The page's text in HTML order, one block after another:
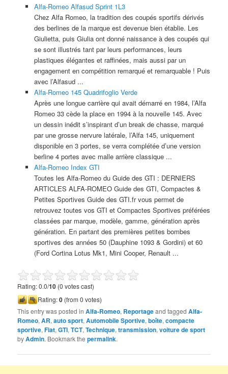
Alfa-Romeo Alfasud Sprint 1L3
Chez Alfa Romeo, la tradition des coupés sportifs dérivés
des berlines de la marque est devenue bien établie. Les
Giulietta, puis Giulia ont donné naissance à des coupés qui
se sont illustrés tant par leurs performances, leurs
plastiques élégantes et raffinées, mais aussi par un
engagement en compétition remarqué et remarquable ! Puis
avec l’Alfasud ...
Alfa-Romeo 145 Quadrifoglio Verde
Après une longue carrière qui avait démarré en 1984, l’Alfa
Romeo 33 cède la place en 1994 à la nouvelle 145. Avec
un dessin inédit s’inspirant d’un break de chasse, marqué
par une grosse nervure latérale, l’Alfa 145, uniquement
disponible en 3 portes, se verra complétée d’une version
berline 4 portes avec malle arrière classique ...
Alfa-Romeo Index GTI
Toutes les Alfa-Romeo du Guide des GTI : DERNIERS
ARTICLES ALFA-ROMEO Guide des GTI, Compactes &
Petites Sportives Guide des GTI.fr vous permet de
retrouvez toutes vos GTI et Compactes Sportives préférées
classées par marque, modèle, gamme, génération après
génération. En partant des premières petites bombes
sportives des années 50 (Dauphine 1093 & Gordini) et 60
(Ford Cortina Lotus Mk1, Mini Cooper, Renault ...
Rating: 0.0/10 (0 votes cast)
Rating:0 (from 0 votes)
This entry was posted inAlfa-Romeo, Reportageand taggedAlfa-
Romeo,AR,auto sport,Automobile Sportive,boîte,compacte
sportive,Fiat,GTI,TCT,Technique,transmission,voiture de sport
byAdmin. Bookmark thepermalink.